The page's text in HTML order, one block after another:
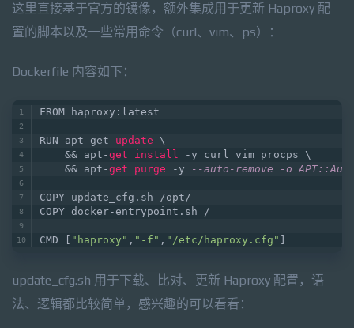
这里直接基于官方的镜像，额外集成用于更新 Haproxy 配
置的脚本以及一些常用命令（curl、vim、ps）：
Dockerfile 内容如下：
FROM haproxy:latest
RUN apt-get update \
    && apt-
get install -y curl vim procps \
    && apt-
get purge -y --auto-remove -o
COPY update_cfg.sh /opt/
COPY docker-entrypoint.sh /
CMD [ "haproxy" , "-f" , "/etc/haproxy.cfg"
update_cfg.sh 用于下载、比对、更新 Haproxy 配置，语
法、逻辑都比较简单，感兴趣的可以看看：